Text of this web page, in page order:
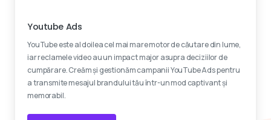
Youtube Ads
YouTube este al doilea cel mai mare motor de căutare din lume,
iar reclamele video au un impact major asupra deciziilor de
cumpărare. Creăm și gestionăm campanii YouTube Ads pentru
a transmite mesajul brandului tău într-un mod captivant și
memorabil.